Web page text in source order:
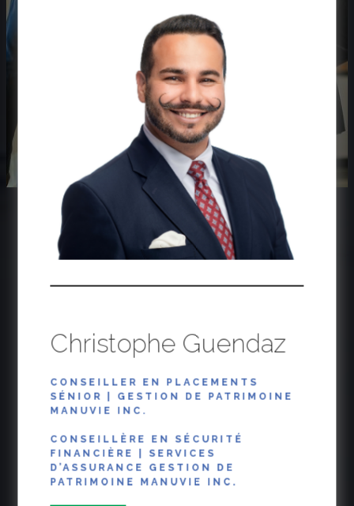
Francois-Julien Duffaud et
Manuvie inc.
Francois-Julien Duffaud et Christophe
Guendaz pratiquent la gestion de patrimoine
intégrée, une approche complète pour la
gestion de vos finances. Cette approche inclut
l'optimisation des investissements ainsi que la
Christophe Guendaz
CONSEILLER EN PLACEMENTS
SÉNIOR | GESTION DE PATRIMOINE
MANUVIE INC.
CONSEILLÈRE EN SÉCURITÉ
FINANCIÈRE | SERVICES
D’ASSURANCE GESTION DE
PATRIMOINE MANUVIE INC.